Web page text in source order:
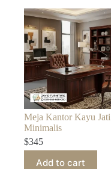
Meja Kantor Kayu Jati
Minimalis
$345
Add to cart